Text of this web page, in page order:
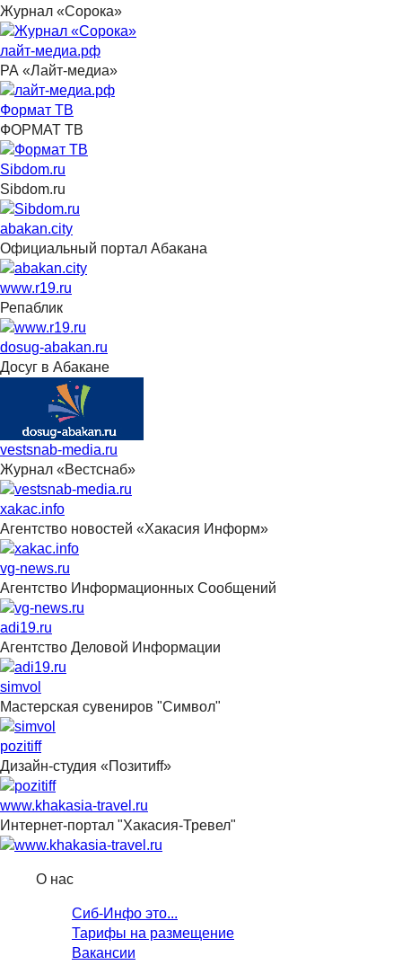
Журнал «Сорока»
лайт-медиа.рф
РА «Лайт-медиа»
Формат ТВ
ФОРМАТ ТВ
Sibdom.ru
Sibdom.ru
abakan.city
Официальный портал Абакана
www.r19.ru
Репаблик
dosug-abakan.ru
Досуг в Абакане
vestsnab-media.ru
Журнал «Вестснаб»
xakac.info
Агентство новостей «Хакасия Информ»
vg-news.ru
Агентство Информационных Сообщений
adi19.ru
Агентство Деловой Информации
simvol
Мастерская сувениров "Символ"
pozitiff
Дизайн-студия «Позитиff»
www.khakasia-travel.ru
Интернет-портал "Хакасия-Тревел"
О нас
Сиб-Инфо это...
Тарифы на размещение
Вакансии